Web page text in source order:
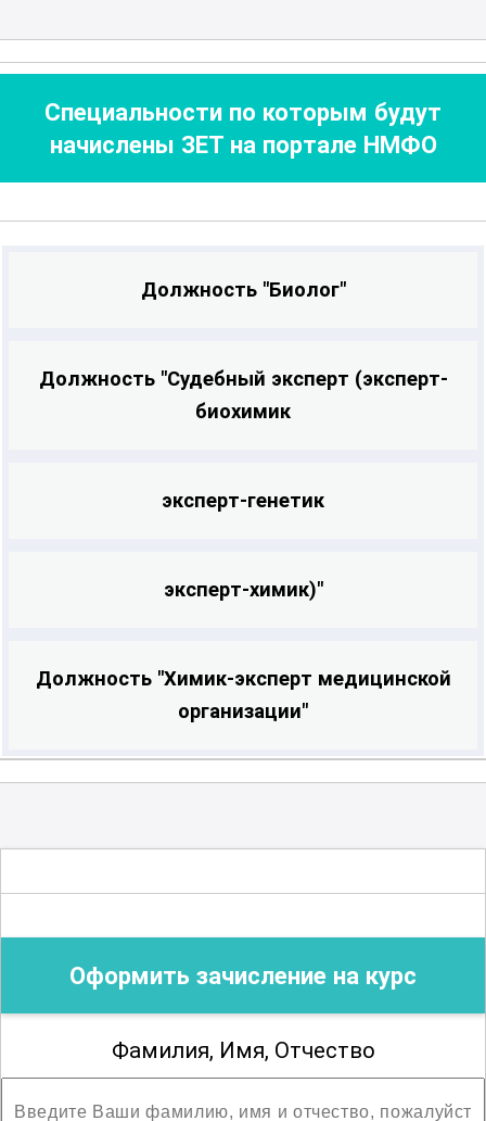
оригинала документа. После отправки
мы сообщим Вам трек-номер для
отслеживания и получения Вашего
документа об образовании.
Благодарим за сотрудничество!
Специальности по которым будут
начислены ЗЕТ на портале НМФО
Должность "Биолог"
Должность "Судебный эксперт (эксперт-
биохимик
эксперт-генетик
эксперт-химик)"
Должность "Химик-эксперт медицинской
организации"
Оформить зачисление на курс
Фамилия, Имя, Отчество